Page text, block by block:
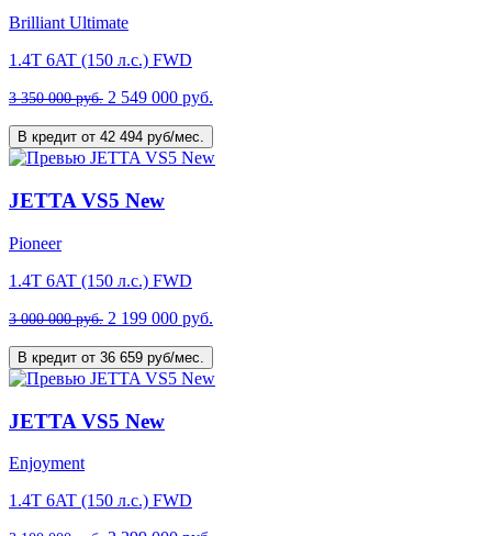
Brilliant Ultimate
1.4T 6AT (150 л.с.) FWD
3 350 000 руб. 2 549 000 руб.
В кредит от 42 494 руб/мес.
JETTA VS5 New
Pioneer
1.4T 6AT (150 л.с.) FWD
3 000 000 руб. 2 199 000 руб.
В кредит от 36 659 руб/мес.
JETTA VS5 New
Enjoyment
1.4T 6AT (150 л.с.) FWD